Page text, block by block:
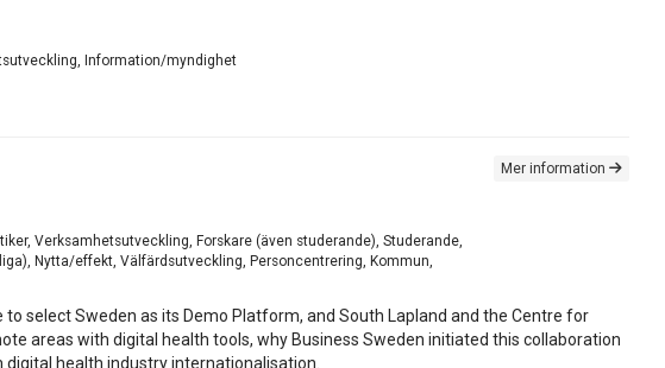
Information/myndighet
Verksamhetsutveckling, Forskare (även studerande), Studerande,
Nytta/effekt, Välfärdsutveckling, Personcentrering, Kommun,
Mer information
select Sweden as its Demo Platform, and South Lapland and the Centre for
areas with digital health tools, why Business Sweden initiated this collaboration
health industry internationalisation.